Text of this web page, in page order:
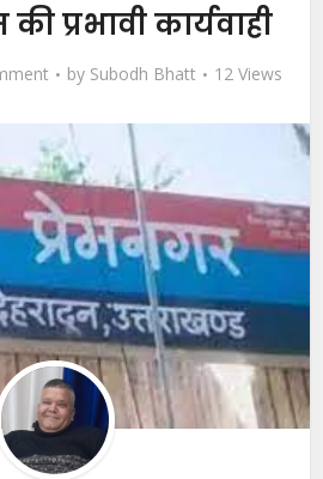
प्रभावी कार्यवाही
by Subodh Bhatt 12 Views